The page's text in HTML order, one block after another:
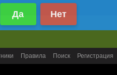
Правила Поиск Регистрация